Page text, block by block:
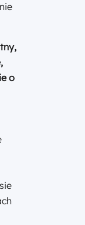
,
o